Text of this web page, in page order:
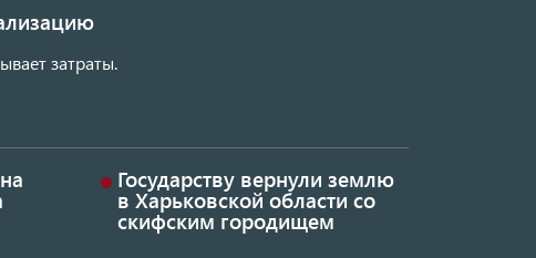
затраты.
Государству вернули землю
в Харьковской области со
скифским городищем